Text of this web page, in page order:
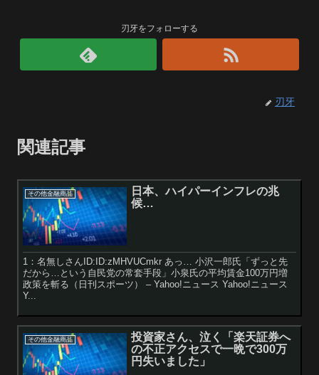
刃牙をフォローする
刃牙
関連記事
その他金融商品
日本、ハイパーインフレの兆
候…
1：名無しさんID:ID:zMHVUCmkr あっ… 小沢一郎氏「ずっと先
だから…という自民党の常套手段」小泉氏の平均賃金100万円増
政策を斬る（日刊スポーツ） – Yahoo!ニュース Yahoo!ニュース
Y...
その他金融商品
投資家さん、泣く「楽天証券へ
の不正アクセスで一晩で300万
円失いました」